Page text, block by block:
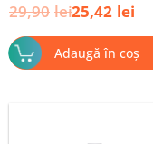
29,90 lei25,42 lei
Adaugă în coș